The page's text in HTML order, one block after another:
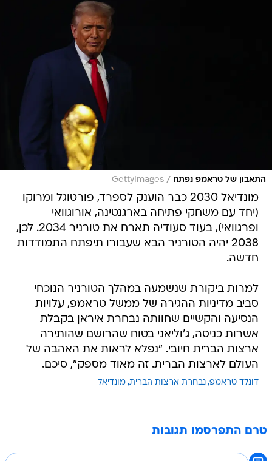
התאבון של טראמפ נפתח /
GettyImages
מונדיאל 2030 כבר הוענק לספרד, פורטוגל ומרוקו
(יחד עם משחקי פתיחה בארגנטינה, אורוגוואי
ופרגוואי), בעוד סעודיה תארח את טורניר 2034. לכן,
2038 יהיה הטורניר הבא שעבורו תיפתח התמודדות
חדשה.
למרות ביקורת שנשמעה במהלך הטורניר הנוכחי
סביב מדיניות ההגירה של ממשל טראמפ, עלויות
הנסיעה והקשיים שחוותה נבחרת איראן בקבלת
אשרות כניסה, ג'וליאני בטוח שהרושם שהותירה
ארצות הברית חיובי. "נפלא לראות את האהבה של
העולם לארצות הברית. זה מאוד מספק", סיכם.
דונלד טראמפ נבחרת ארצות הברית מונדיאל
טרם התפרסמו תגובות